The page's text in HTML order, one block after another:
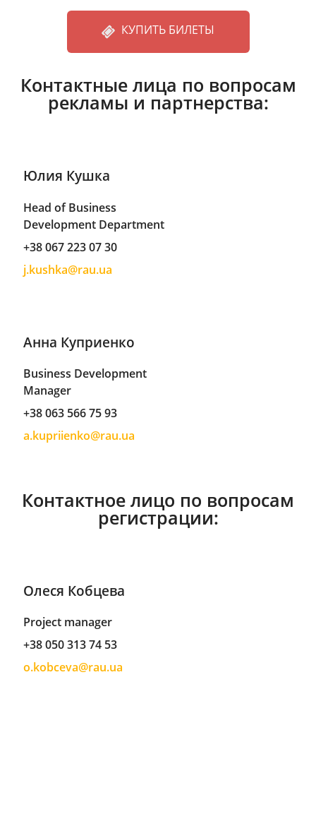
КУПИТЬ БИЛЕТЫ
Контактные лица по вопросам
рекламы и партнерства:
Юлия Кушка
Head of Business
Development Department
+38 067 223 07 30
j.kushka@rau.ua
Анна Куприенко
Business Development
Manager
+38 063 566 75 93
a.kupriienko@rau.ua
Контактное лицо по вопросам
регистрации:
Олеся Кобцева
Project manager
+38 050 313 74 53
o.kobceva@rau.ua